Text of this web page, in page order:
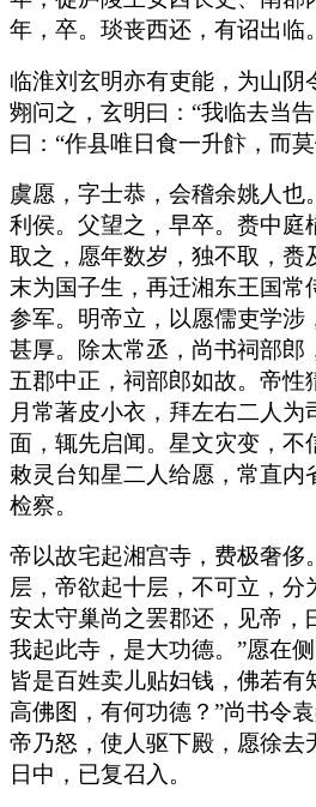
年，卒。琰丧西还，有诏出临。
临淮刘玄明亦有吏能，为山阴
翙问之，玄明曰：“我临去当
曰：“作县唯日食一升飰，而
虞愿，字士恭，会稽余姚人也
利侯。父望之，早卒。赉中庭
取之，愿年数岁，独不取，赉
末为国子生，再迁湘东王国常
参军。明帝立，以愿儒吏学涉
甚厚。除太常丞，尚书祠部郎
五郡中正，祠部郎如故。帝性
月常著皮小衣，拜左右二人为
面，辄先启闻。星文灾变，不
敕灵台知星二人给愿，常直内
检察。
帝以故宅起湘宫寺，费极奢侈
层，帝欲起十层，不可立，分
安太守巢尚之罢郡还，见帝，
我起此寺，是大功德。”愿在
皆是百姓卖儿贴妇钱，佛若有
高佛图，有何功德？”尚书令
帝乃怒，使人驱下殿，愿徐去
日中，已复召入。